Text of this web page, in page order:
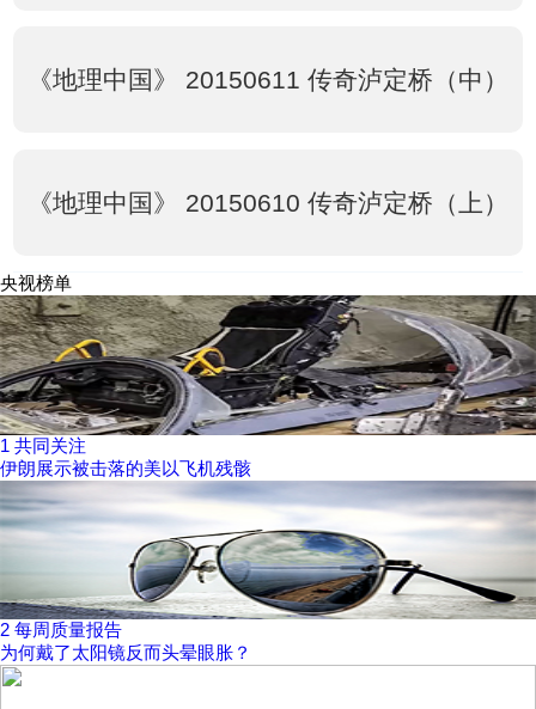
《地理中国》 20150611 传奇泸定桥（中）
《地理中国》 20150610 传奇泸定桥（上）
央视榜单
1 共同关注
伊朗展示被击落的美以飞机残骸
2 每周质量报告
为何戴了太阳镜反而头晕眼胀？